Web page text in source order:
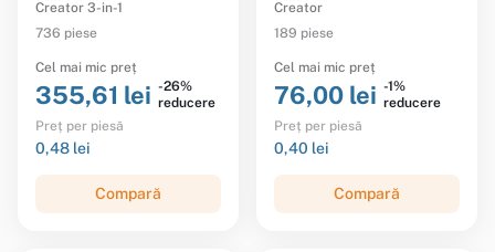
Creator 3-in-1
736 piese
Cel mai mic preț
355,61 lei -26%
reducere
Preț per piesă
0,48 lei
Compară
Creator
189 piese
Cel mai mic preț
76,00 lei -1%
reducere
Preț per piesă
0,40 lei
Compară